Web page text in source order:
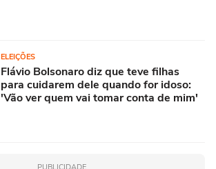
ELEIÇÕES
Flávio Bolsonaro diz que teve filhas
para cuidarem dele quando for idoso:
'Vão ver quem vai tomar conta de mim'